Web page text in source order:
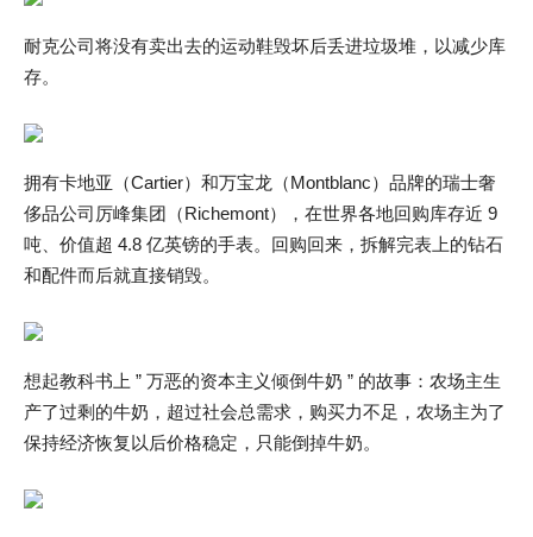
耐克公司将没有卖出去的运动鞋毁坏后丢进垃圾堆，以减少库
存。
拥有卡地亚（Cartier）和万宝龙（Montblanc）品牌的瑞士奢
侈品公司厉峰集团（Richemont），在世界各地回购库存近 9
吨、价值超 4.8 亿英镑的手表。回购回来，拆解完表上的钻石
和配件而后就直接销毁。
想起教科书上 ” 万恶的资本主义倾倒牛奶 ” 的故事：农场主生
产了过剩的牛奶，超过社会总需求，购买力不足，农场主为了
保持经济恢复以后价格稳定，只能倒掉牛奶。